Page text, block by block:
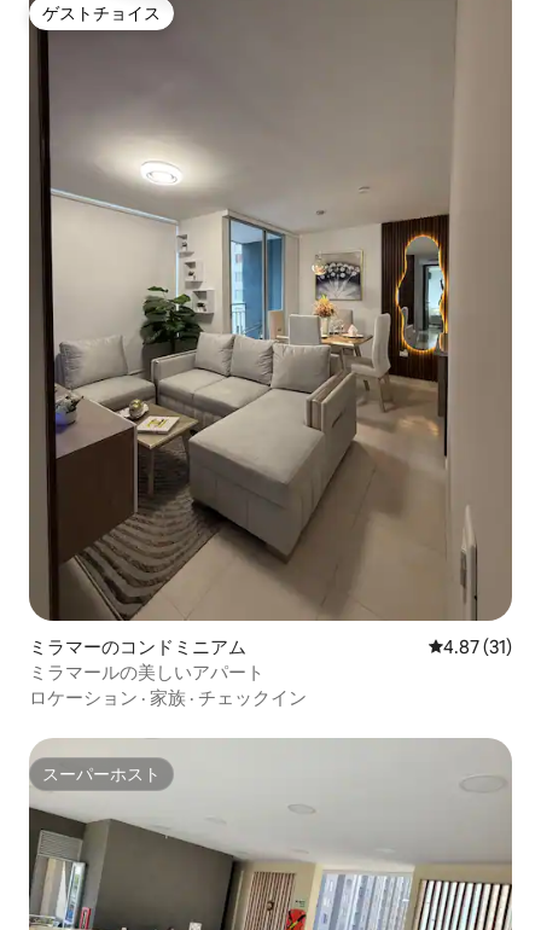
ゲストチョイス
ゲストチョイス
ミラマーのコンドミニアム レビュー31
4.87 (31)
ミラマールの美しいアパート
ロケーション · 家族 · チェックイン
スーパーホスト
スーパーホスト